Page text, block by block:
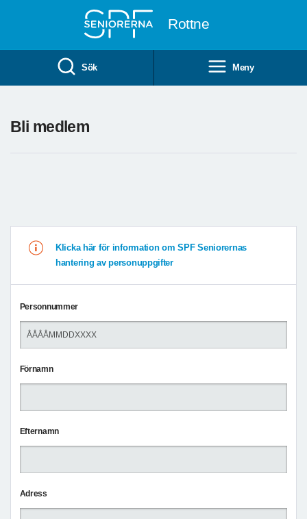
Rottne
Sök Meny
Bli medlem
Klicka här för information om SPF Seniorernas
hantering av personuppgifter
Personnummer
Förnamn
Efternamn
Adress